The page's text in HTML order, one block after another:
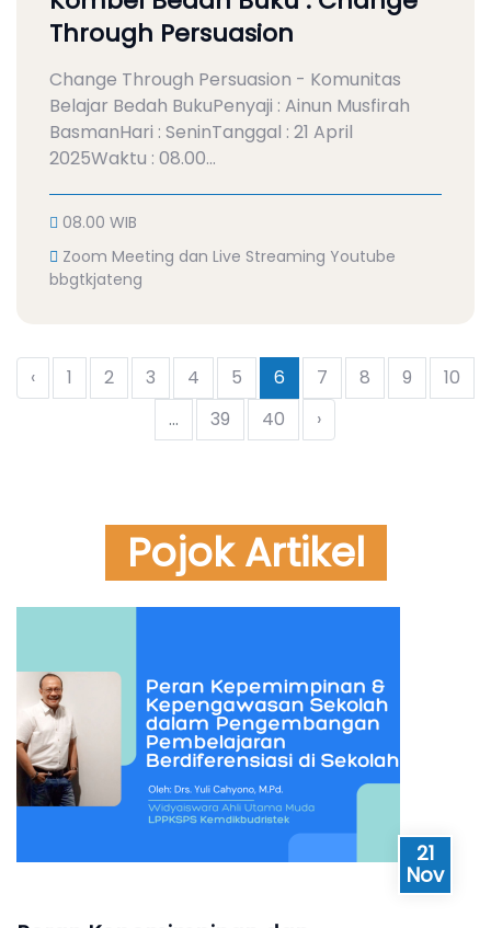
Through Persuasion
Change Through Persuasion - Komunitas
Belajar Bedah BukuPenyaji : Ainun Musfirah
BasmanHari : SeninTanggal : 21 April
2025Waktu : 08.00...
08.00 WIB
Zoom Meeting dan Live Streaming Youtube
bbgtkjateng
‹ 1 2 3 4 5 6 7 8 9
10
...
39 40 ›
Pojok Artikel
21
Nov